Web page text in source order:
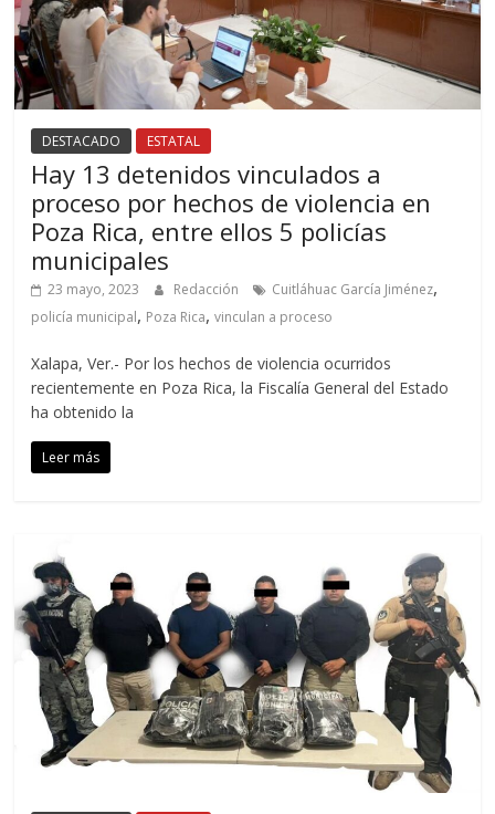
DESTACADO ESTATAL
Hay 13 detenidos vinculados a
proceso por hechos de violencia en
Poza Rica, entre ellos 5 policías
municipales
23 mayo, 2023 Redacción Cuitláhuac García Jiménez,
policía municipal, Poza Rica,vinculan a proceso
Xalapa, Ver.- Por los hechos de violencia ocurridos
recientemente en Poza Rica, la Fiscalía General del Estado
ha obtenido la
Leer más